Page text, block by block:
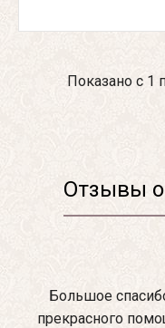
Показано с 1
Отзывы
Большое
прекрасного